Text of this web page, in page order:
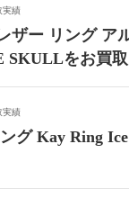
実績
ザー リング ア
をお買取
実績
グ Kay Ring